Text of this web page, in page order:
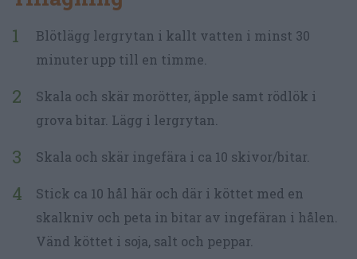
Blötlägg lergrytan i kallt vatten i minst 30
minuter upp till en timme.
Skala och skär morötter, äpple samt rödlök i
grova bitar. Lägg i lergrytan.
Skala och skär ingefära i ca 10 skivor/bitar.
Stick ca 10 hål här och där i köttet med en
skalkniv och peta in bitar av ingefäran i hålen.
Vänd köttet i soja, salt och peppar.